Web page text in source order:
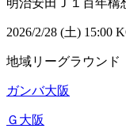
2026/2/28 (土) 15:00
地域リーグラウン
ガンバ大阪
Ｇ大阪